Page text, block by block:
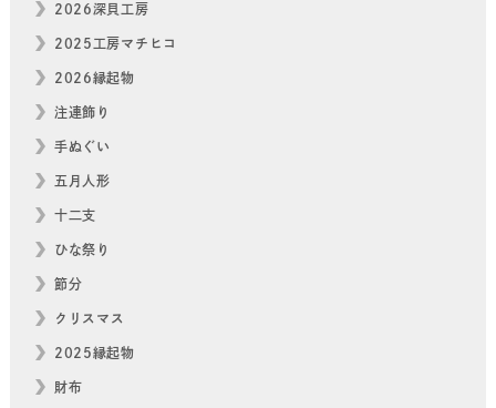
2026深貝工房
2025工房マチヒコ
2026縁起物
注連飾り
手ぬぐい
五月人形
十二支
ひな祭り
節分
クリスマス
2025縁起物
財布